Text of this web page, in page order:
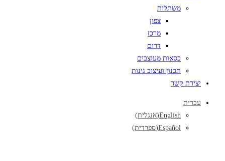
משתלות
צפון
מרכז
דרום
כסאות מעוצבים
תכנון ועיצוב גינות
יצירת קשר
עברית
English
(אנגלית)
Español
(ספרדית)